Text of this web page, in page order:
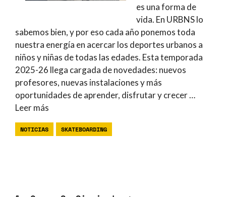
es una forma de
vida. En URBNS lo
sabemos bien, y por eso cada año ponemos toda
nuestra energía en acercar los deportes urbanos a
niños y niñas de todas las edades. Esta temporada
2025-26 llega cargada de novedades: nuevos
profesores, nuevas instalaciones y más
oportunidades de aprender, disfrutar y crecer …
Leer más
NOTICIAS SKATEBOARDING